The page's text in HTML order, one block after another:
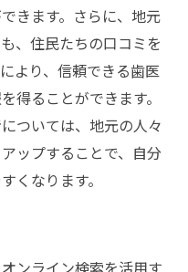
きます。さらに、地元
、住民たちの口コミを
より、信頼できる歯医
得ることができます。
ついては、地元の人々
ップすることで、自分
くなります。
ンライン検索を活用す